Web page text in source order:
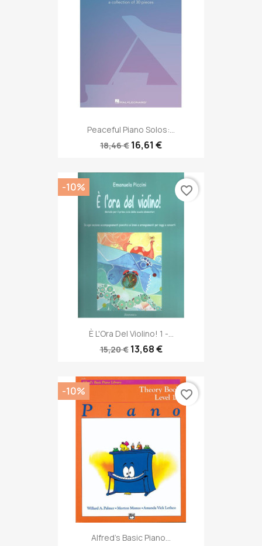
Peaceful Piano Solos:...
18,46 € 16,61 €
È L'Ora Del Violino! 1 -...
15,20 € 13,68 €
-10% favorite_border
Alfred's Basic Piano...
-10% favorite_border